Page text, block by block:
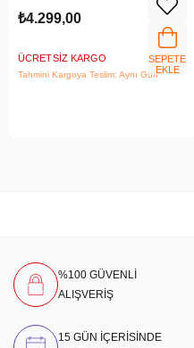
₺4.299,00
ÜCRETSIZ KARGO
Tahmini Kargoya Teslim: Aynı Gün
SEPETE
EKLE
%100 GÜVENLİ
ALIŞVERİŞ
15 GÜN İÇERİSİNDE